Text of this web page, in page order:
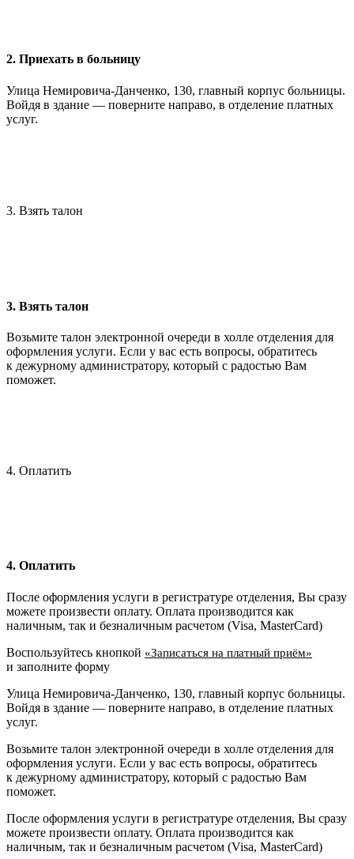
2. Приехать в больницу
Улица Немировича-Данченко, 130, главный корпус больницы.
Войдя в здание — поверните направо, в отделение платных
услуг.
3. Взять талон
3. Взять талон
Возьмите талон электронной очереди в холле отделения для
оформления услуги. Если у вас есть вопросы, обратитесь
к дежурному администратору, который с радостью Вам
поможет.
4. Оплатить
4. Оплатить
После оформления услуги в регистратуре отделения, Вы сразу
можете произвести оплату. Оплата производится как
наличным, так и безналичным расчетом (Visa, MasterCard)
Воспользуйтесь кнопкой «Записаться на платный приём»
и заполните форму
Улица Немировича-Данченко, 130, главный корпус больницы.
Войдя в здание — поверните направо, в отделение платных
услуг.
Возьмите талон электронной очереди в холле отделения для
оформления услуги. Если у вас есть вопросы, обратитесь
к дежурному администратору, который с радостью Вам
поможет.
После оформления услуги в регистратуре отделения, Вы сразу
можете произвести оплату. Оплата производится как
наличным, так и безналичным расчетом (Visa, MasterCard)